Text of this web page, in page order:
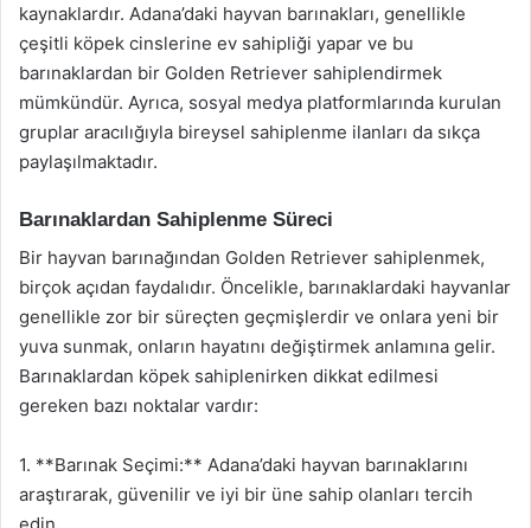
kaynaklardır. Adana’daki hayvan barınakları, genellikle
çeşitli köpek cinslerine ev sahipliği yapar ve bu
barınaklardan bir Golden Retriever sahiplendirmek
mümkündür. Ayrıca, sosyal medya platformlarında kurulan
gruplar aracılığıyla bireysel sahiplenme ilanları da sıkça
paylaşılmaktadır.
Barınaklardan Sahiplenme Süreci
Bir hayvan barınağından Golden Retriever sahiplenmek,
birçok açıdan faydalıdır. Öncelikle, barınaklardaki hayvanlar
genellikle zor bir süreçten geçmişlerdir ve onlara yeni bir
yuva sunmak, onların hayatını değiştirmek anlamına gelir.
Barınaklardan köpek sahiplenirken dikkat edilmesi
gereken bazı noktalar vardır:
1. **Barınak Seçimi:** Adana’daki hayvan barınaklarını
araştırarak, güvenilir ve iyi bir üne sahip olanları tercih